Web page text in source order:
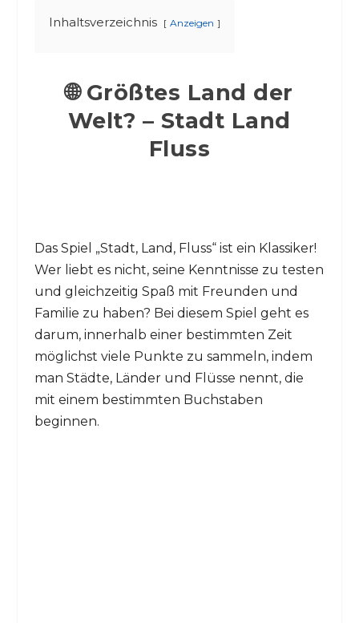
Inhaltsverzeichnis Anzeigen
🌐 Größtes Land der
Welt? – Stadt Land
Fluss
Das Spiel „Stadt, Land, Fluss“ ist ein Klassiker!
Wer liebt es nicht, seine Kenntnisse zu testen
und gleichzeitig Spaß mit Freunden und
Familie zu haben? Bei diesem Spiel geht es
darum, innerhalb einer bestimmten Zeit
möglichst viele Punkte zu sammeln, indem
man Städte, Länder und Flüsse nennt, die
mit einem bestimmten Buchstaben
beginnen.